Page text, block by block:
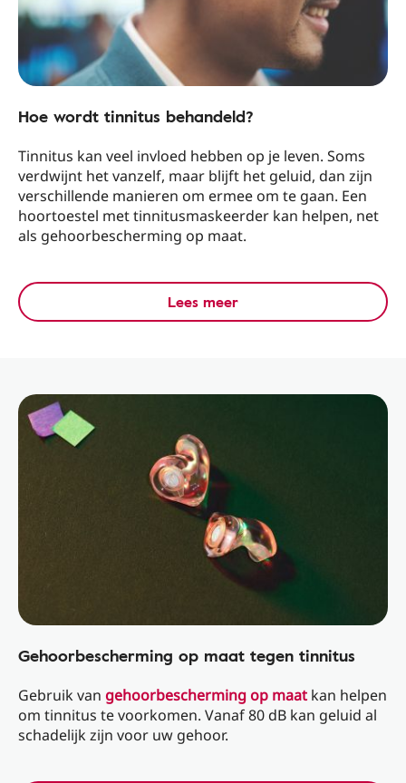
Hoe wordt tinnitus behandeld?
Tinnitus kan veel invloed hebben op je leven. Soms
verdwijnt het vanzelf, maar blijft het geluid, dan zijn
verschillende manieren om ermee om te gaan. Een
hoortoestel met tinnitusmaskeerder kan helpen, net
als gehoorbescherming op maat.
Lees meer
Gehoorbescherming op maat tegen tinnitus
Gebruik van gehoorbescherming op maat kan helpen
om tinnitus te voorkomen. Vanaf 80 dB kan geluid al
schadelijk zijn voor uw gehoor.